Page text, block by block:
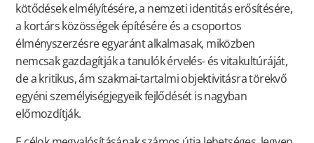
kötődések elmélyítésére, a nemzeti identitás erősítésére,
a kortárs közösségek építésére és a csoportos
élményszerzésre egyaránt alkalmasak, miközben
nemcsak gazdagítják a tanulók érvelés- és vitakultúráját,
de a kritikus, ám szakmai-tartalmi objektivitásra törekvő
egyéni személyiségjegyeik fejlődését is nagyban
előmozdítják.